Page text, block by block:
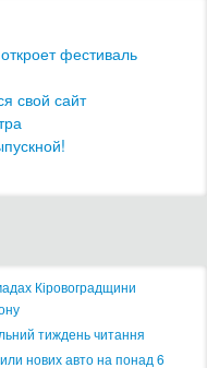
фестиваль
свой сайт
Кіровоградщини
тиждень читання
нових авто на понад 6